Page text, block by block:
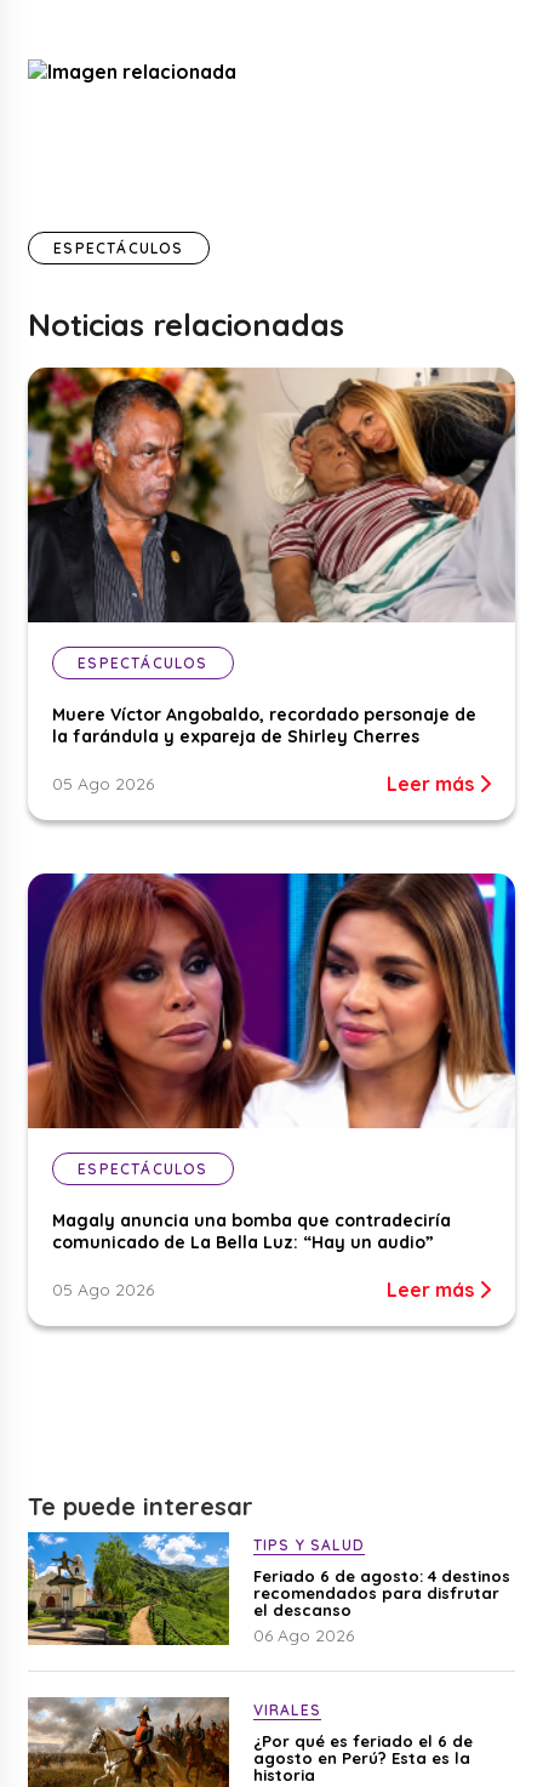
ESPECTÁCULOS
Noticias relacionadas
ESPECTÁCULOS
Muere Víctor Angobaldo, recordado personaje de
la farándula y expareja de Shirley Cherres
05 Ago 2026 Leer más
ESPECTÁCULOS
Magaly anuncia una bomba que contradeciría
comunicado de La Bella Luz: “Hay un audio”
05 Ago 2026 Leer más
Te puede interesar
TIPS Y SALUD
Feriado 6 de agosto: 4 destinos
recomendados para disfrutar
el descanso
06 Ago 2026
VIRALES
¿Por qué es feriado el 6 de
agosto en Perú? Esta es la
historia